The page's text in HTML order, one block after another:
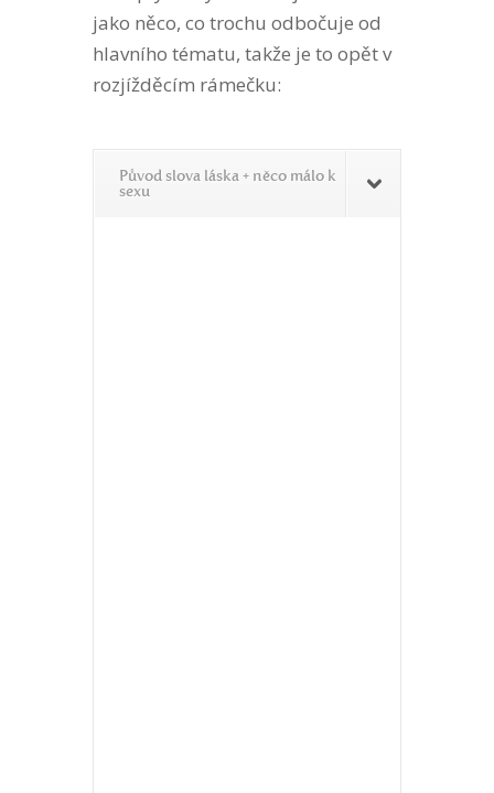
jako něco, co trochu odbočuje od
hlavního tématu, takže je to opět v
rozjížděcím rámečku:
Původ slova láska + něco málo k
sexu